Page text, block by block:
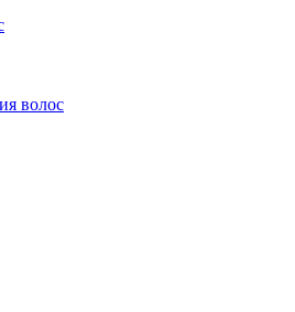
волос